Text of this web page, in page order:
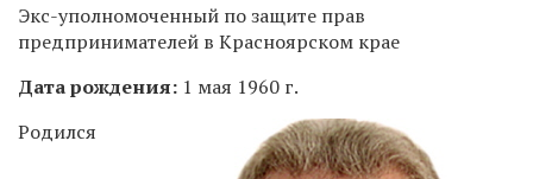
Экс-уполномоченный по защите прав
предпринимателей в Красноярском крае
Дата рождения: 1 мая 1960 г.
Родился